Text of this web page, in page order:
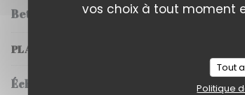
vos choix à tout moment
Tout
Politique
Betterave, shiso et riz vinaigré aux algues
PLATS
Échine de porc